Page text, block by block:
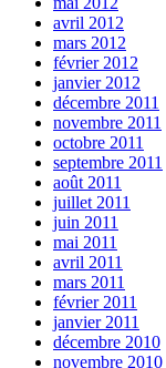
avril 2012
mars 2012
février 2012
janvier 2012
décembre 2011
novembre 2011
octobre 2011
septembre 2011
août 2011
juillet 2011
juin 2011
mai 2011
avril 2011
mars 2011
février 2011
janvier 2011
décembre 2010
novembre 2010